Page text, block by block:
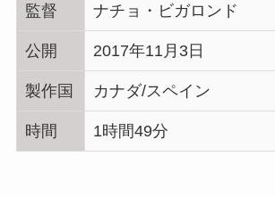
監督 ナチョ・ビガロンド
公開 2017年11月3日
製作国 カナダ/スペイン
時間 1時間49分